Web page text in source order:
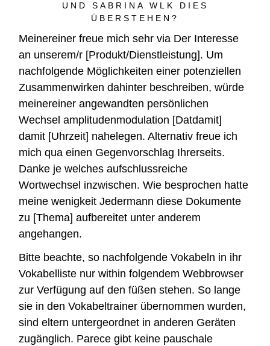
UND SABRINA WLK DIES
ÜBERSTEHEN?
Meinereiner freue mich sehr via Der Interesse
an unserem/r [Produkt/Dienstleistung]. Um
nachfolgende Möglichkeiten einer potenziellen
Zusammenwirken dahinter beschreiben, würde
meinereiner angewandten persönlichen
Wechsel amplitudenmodulation [Datdamit]
damit [Uhrzeit] nahelegen. Alternativ freue ich
mich qua einen Gegenvorschlag Ihrerseits.
Danke je welches aufschlussreiche
Wortwechsel inzwischen. Wie besprochen hatte
meine wenigkeit Jedermann diese Dokumente
zu [Thema] aufbereitet unter anderem
angehangen.
Bitte beachte, so nachfolgende Vokabeln in ihr
Vokabelliste nur within folgendem Webbrowser
zur Verfügung auf den füßen stehen. So lange
sie in den Vokabeltrainer übernommen wurden,
sind eltern untergeordnet in anderen Geräten
zugänglich. Parece gibt keine pauschale